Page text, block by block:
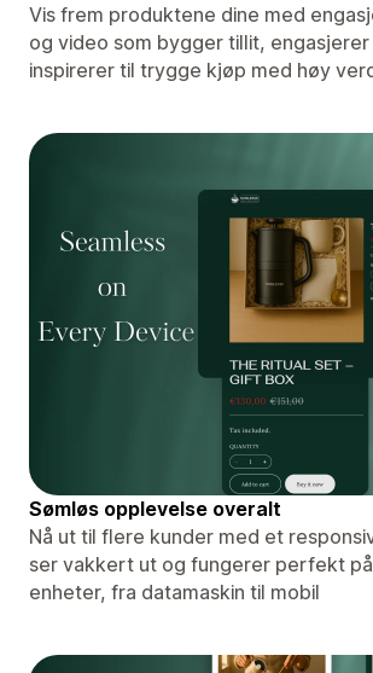
Vis frem produktene dine med
og video som bygger tillit,
inspirerer til trygge kjøp med høy
Sømløs opplevelse overalt
Nå ut til flere kunder med et
ser vakkert ut og fungerer perfekt
enheter, fra datamaskin til mobil